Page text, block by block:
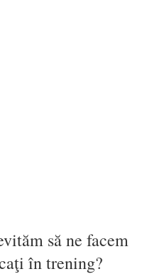
să ne facem
în trening?